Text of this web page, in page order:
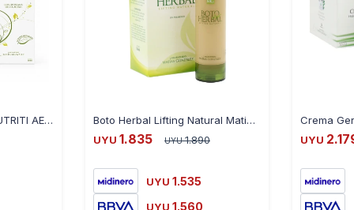
MG SET MAMA 4 CR NUTRITI AE + CONT OJOS AE Boto Herbal Lifting Natural Matias Gonzalez 50ml
UYU 1.835 UYU 1.890
UYU 1.535
UYU 1.560
UYU